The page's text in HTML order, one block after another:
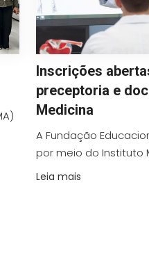
Inscrições
preceptoria e
Medicina
A Fundação
por meio do Instituto
Leia mais